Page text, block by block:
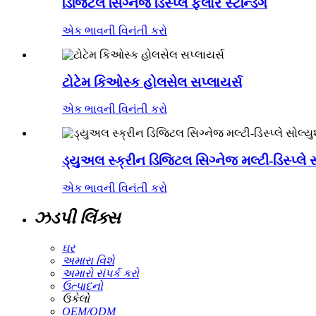
ડિજિટલ સિગ્નેજ ડિસ્પ્લે ફ્લોર સ્ટેન્ડિંગ
એક ભાવની વિનંતી કરો
ટોટેમ કિઓસ્ક હોલસેલ સપ્લાયર્સ
એક ભાવની વિનંતી કરો
ડ્યુઅલ સ્ક્રીન ડિજિટલ સિગ્નેજ મલ્ટી-ડિસ્પ્લે
એક ભાવની વિનંતી કરો
ઝડપી લિંક્સ
ઘર
અમારા વિશે
અમારો સંપર્ક કરો
ઉત્પાદનો
ઉકેલો
OEM/ODM